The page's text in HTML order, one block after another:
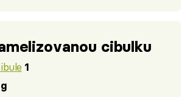
cibulku
1